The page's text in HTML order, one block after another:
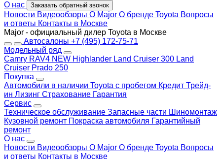
О нас
Заказать обратный звонок
Новости Видеообзоры О Major О бренде Toyota Вопросы
и ответы Контакты в Москве
Major - официальный дилер Toyota в Москве
Автосалоны +7 (495) 172-75-71
Модельный ряд
Camry RAV4 NEW Highlander Land Cruiser 300 Land
Cruiser Prado 250
Покупка
Автомобили в наличии Toyota с пробегом Кредит Трейд-
ин Лизинг Страхование Гарантия
Сервис
Техническое обслуживание Запасные части Шиномонтаж
Кузовной ремонт Покраска автомобиля Гарантийный
ремонт
О нас
Новости Видеообзоры О Major О бренде Toyota Вопросы
и ответы Контакты в Москве